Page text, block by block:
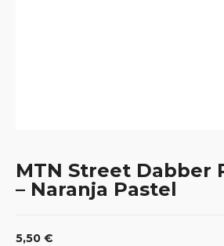
MTN Street Dabber
– Naranja Pastel
5,50 €